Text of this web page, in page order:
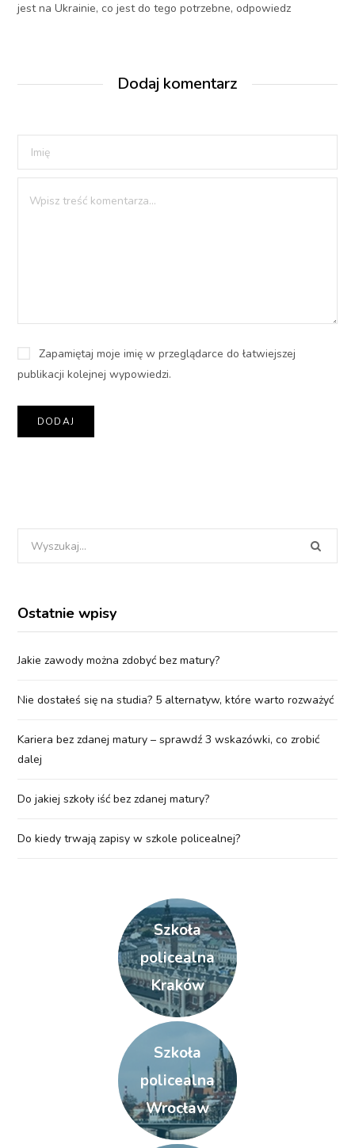
jest na Ukrainie, co jest do tego potrzebne, odpowiedz
Dodaj komentarz
Zapamiętaj moje imię w przeglądarce do łatwiejszej
publikacji kolejnej wypowiedzi.
Ostatnie wpisy
Jakie zawody można zdobyć bez matury?
Nie dostałeś się na studia? 5 alternatyw, które warto rozważyć
Kariera bez zdanej matury – sprawdź 3 wskazówki, co zrobić
dalej
Do jakiej szkoły iść bez zdanej matury?
Do kiedy trwają zapisy w szkole policealnej?
Szkoła
policealna
Kraków
Szkoła
policealna
Wrocław